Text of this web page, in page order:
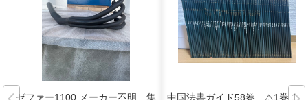
ゼファー1100 メーカー不明 集
中国法書ガイド58巻 ⚠︎1巻,10